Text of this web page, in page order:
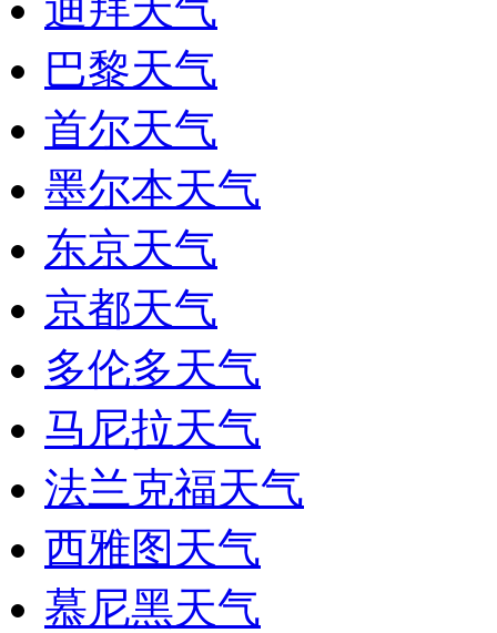
巴黎天气
首尔天气
墨尔本天气
东京天气
京都天气
多伦多天气
马尼拉天气
法兰克福天气
西雅图天气
慕尼黑天气